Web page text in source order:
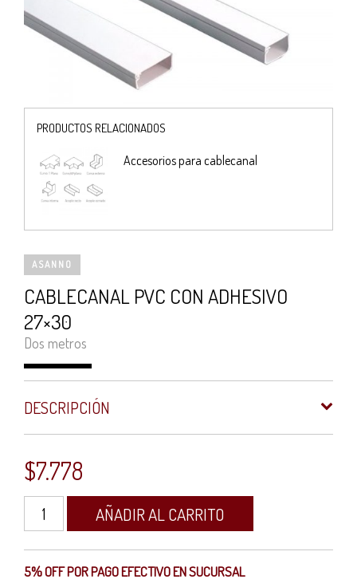
PRODUCTOS RELACIONADOS
Accesorios para cablecanal
ASANNO
CABLECANAL PVC CON ADHESIVO
27×30
Dos metros
DESCRIPCIÓN
$7.778
con
adhesivo
27x30
cantidad
AÑADIR AL CARRITO
5% OFF POR PAGO EFECTIVO EN SUCURSAL